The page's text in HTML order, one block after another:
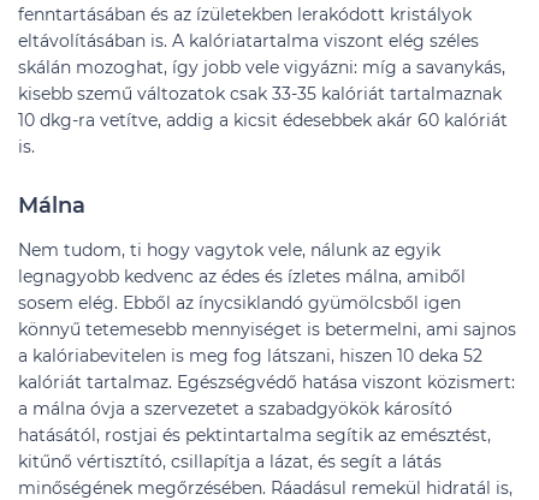
fenntartásában és az ízületekben lerakódott kristályok
eltávolításában is. A kalóriatartalma viszont elég széles
skálán mozoghat, így jobb vele vigyázni: míg a savanykás,
kisebb szemű változatok csak 33-35 kalóriát tartalmaznak
10 dkg-ra vetítve, addig a kicsit édesebbek akár 60 kalóriát
is.
Málna
Nem tudom, ti hogy vagytok vele, nálunk az egyik
legnagyobb kedvenc az édes és ízletes málna, amiből
sosem elég. Ebből az ínycsiklandó gyümölcsből igen
könnyű tetemesebb mennyiséget is betermelni, ami sajnos
a kalóriabevitelen is meg fog látszani, hiszen 10 deka 52
kalóriát tartalmaz. Egészségvédő hatása viszont közismert:
a málna óvja a szervezetet a szabadgyökök károsító
hatásától, rostjai és pektintartalma segítik az emésztést,
kitűnő vértisztító, csillapítja a lázat, és segít a látás
minőségének megőrzésében. Ráadásul remekül hidratál is,